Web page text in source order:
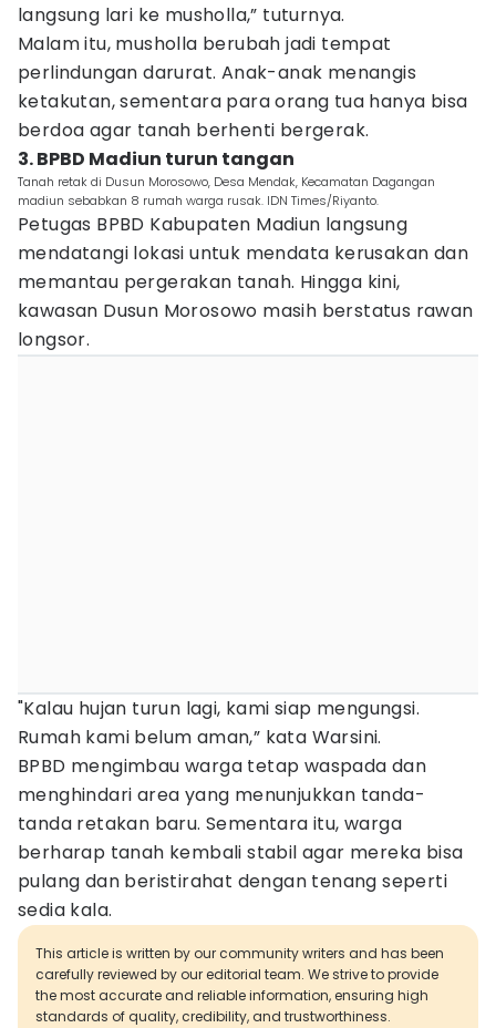
langsung lari ke musholla,” tuturnya.
Malam itu, musholla berubah jadi tempat
perlindungan darurat. Anak-anak menangis
ketakutan, sementara para orang tua hanya bisa
berdoa agar tanah berhenti bergerak.
3. BPBD Madiun turun tangan
Tanah retak di Dusun Morosowo, Desa Mendak, Kecamatan Dagangan
madiun sebabkan 8 rumah warga rusak. IDN Times/Riyanto.
Petugas BPBD Kabupaten Madiun langsung
mendatangi lokasi untuk mendata kerusakan dan
memantau pergerakan tanah. Hingga kini,
kawasan Dusun Morosowo masih berstatus rawan
longsor.
"Kalau hujan turun lagi, kami siap mengungsi.
Rumah kami belum aman,” kata Warsini.
BPBD mengimbau warga tetap waspada dan
menghindari area yang menunjukkan tanda-
tanda retakan baru. Sementara itu, warga
berharap tanah kembali stabil agar mereka bisa
pulang dan beristirahat dengan tenang seperti
sedia kala.
This article is written by our community writers and has been
carefully reviewed by our editorial team. We strive to provide
the most accurate and reliable information, ensuring high
standards of quality, credibility, and trustworthiness.